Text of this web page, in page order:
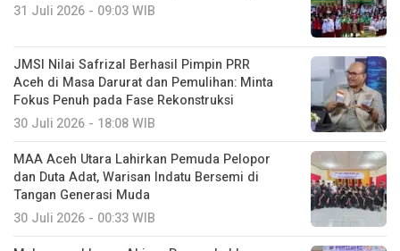
31 Juli 2026 - 09:03 WIB
JMSI Nilai Safrizal Berhasil Pimpin PRR
Aceh di Masa Darurat dan Pemulihan: Minta
Fokus Penuh pada Fase Rekonstruksi
30 Juli 2026 - 18:08 WIB
MAA Aceh Utara Lahirkan Pemuda Pelopor
dan Duta Adat, Warisan Indatu Bersemi di
Tangan Generasi Muda
30 Juli 2026 - 00:33 WIB